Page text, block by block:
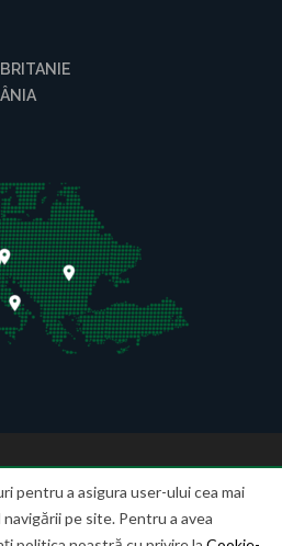
CONTACT
drepturile rezervate. Facut
de
pentru a asigura user-ului cea mai
pe site. Pentru a avea